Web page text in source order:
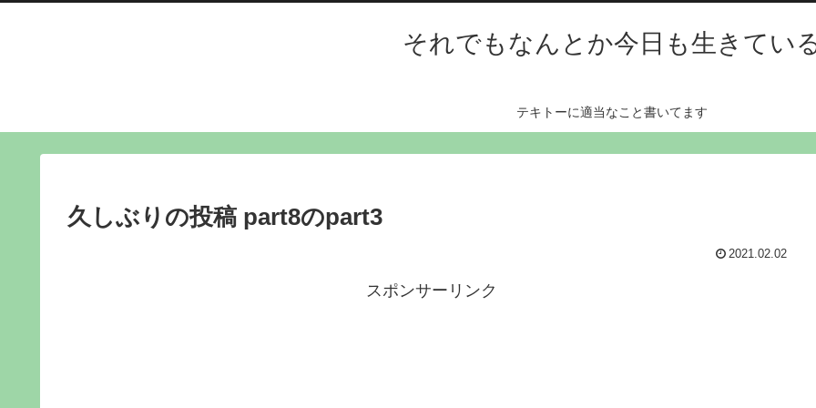
それでもなんとか今日も生きてい
テキトーに適当なこと書いてます
久しぶりの投稿 part8のpart3
2021.02.02
スポンサーリンク